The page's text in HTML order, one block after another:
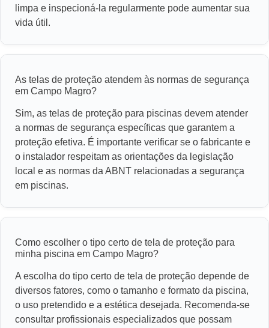
limpa e inspecioná-la regularmente pode aumentar sua
vida útil.
As telas de proteção atendem às normas de segurança
em Campo Magro?
Sim, as telas de proteção para piscinas devem atender
a normas de segurança específicas que garantem a
proteção efetiva. É importante verificar se o fabricante e
o instalador respeitam as orientações da legislação
local e as normas da ABNT relacionadas a segurança
em piscinas.
Como escolher o tipo certo de tela de proteção para
minha piscina em Campo Magro?
A escolha do tipo certo de tela de proteção depende de
diversos fatores, como o tamanho e formato da piscina,
o uso pretendido e a estética desejada. Recomenda-se
consultar profissionais especializados que possam